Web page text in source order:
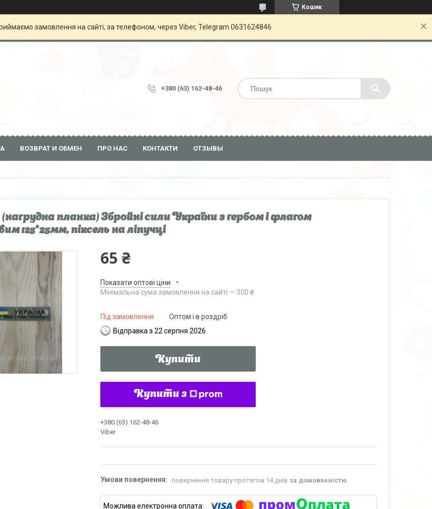
Кошик
замовлення на сайті, за телефоном, через Viber, Telegram 0631624846
+380 (63) 162-48-46
ВОЗВРАТ И ОБМЕН ПРО НАС КОНТАКТИ ОТЗЫВЫ
планка) Збройні сили України з гербом і флагом
125*25мм, піксель на ліпучці
65 ₴
Показати оптові ціни
Мінімальна сума замовлення на сайті — 300 ₴
Під замовлення
Оптом і в роздріб
Відправка з 22 серпня 2026
Купити
Купити з
+380 (63) 162-48-46
Viber
повернення товару протягом 14 днів за домовленістю